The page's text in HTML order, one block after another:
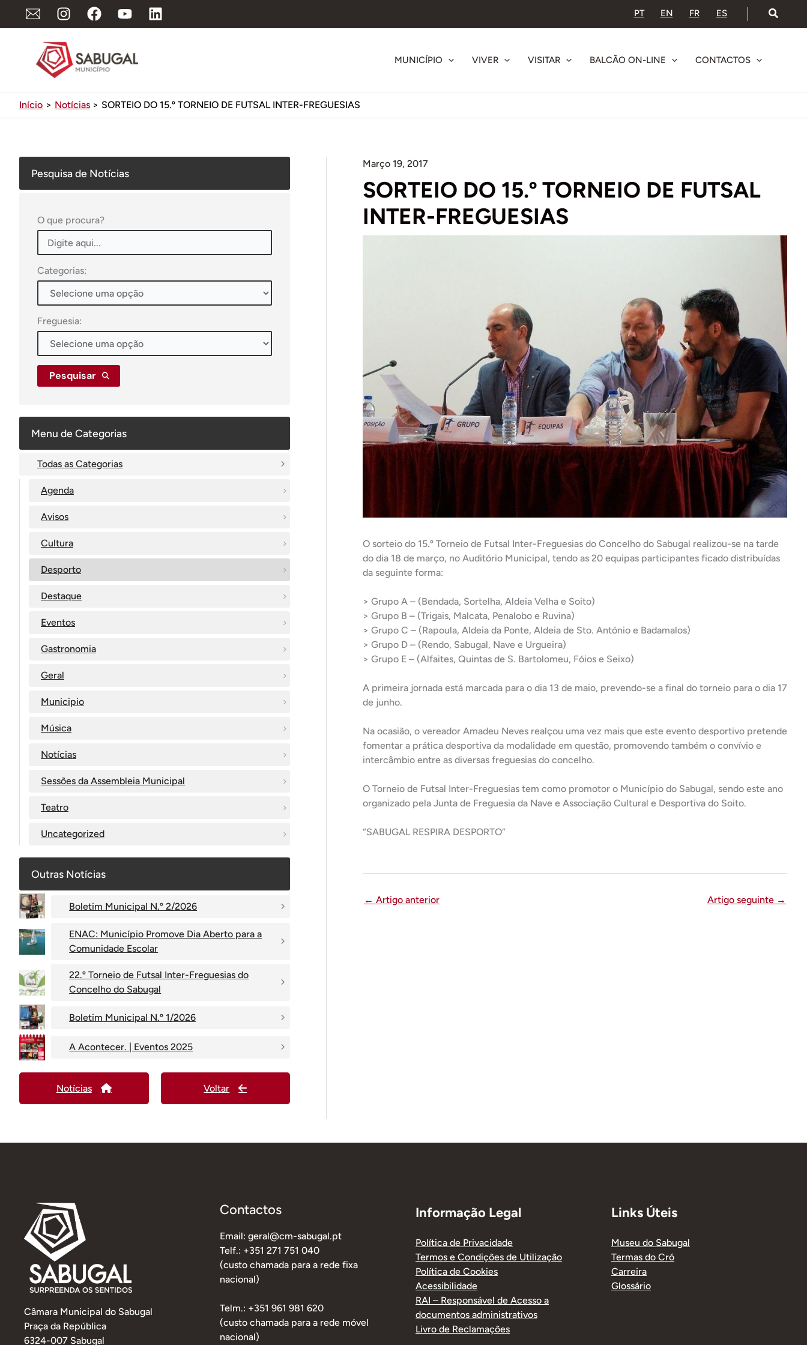
PT EN FR ES
MUNICÍPIO VIVER VISITAR BALCÃO ON-LINE CONTACTOS
Início Notícias SORTEIO DO 15.º TORNEIO DE FUTSAL INTER-FREGUESIAS
Pesquisa de Notícias
O que procura?
Categorias:
Freguesia:
Pesquisar
Menu de Categorias
Todas as Categorias
Agenda
Avisos
Cultura
Desporto
Destaque
Eventos
Gastronomia
Geral
Municipio
Música
Notícias
Sessões da Assembleia Municipal
Teatro
Uncategorized
Outras Notícias
Boletim Municipal N.º 2/2026
ENAC: Município Promove Dia Aberto para a
Comunidade Escolar
22.º Torneio de Futsal Inter-Freguesias do
Concelho do Sabugal
Boletim Municipal N.º 1/2026
A Acontecer. | Eventos 2025
Notícias Voltar
Março 19, 2017
SORTEIO DO 15.º TORNEIO DE FUTSAL
INTER-FREGUESIAS
O sorteio do 15.º Torneio de Futsal Inter-Freguesias do Concelho do Sabugal realizou-se na tarde
do dia 18 de março, no Auditório Municipal, tendo as 20 equipas participantes ficado distribuídas
da seguinte forma:
> Grupo A – (Bendada, Sortelha, Aldeia Velha e Soito)
> Grupo B – (Trigais, Malcata, Penalobo e Ruvina)
> Grupo C – (Rapoula, Aldeia da Ponte, Aldeia de Sto. António e Badamalos)
> Grupo D – (Rendo, Sabugal, Nave e Urgueira)
> Grupo E – (Alfaites, Quintas de S. Bartolomeu, Fóios e Seixo)
A primeira jornada está marcada para o dia 13 de maio, prevendo-se a final do torneio para o dia 17
de junho.
Na ocasião, o vereador Amadeu Neves realçou uma vez mais que este evento desportivo pretende
fomentar a prática desportiva da modalidade em questão, promovendo também o convívio e
intercâmbio entre as diversas freguesias do concelho.
O Torneio de Futsal Inter-Freguesias tem como promotor o Município do Sabugal, sendo este ano
organizado pela Junta de Freguesia da Nave e Associação Cultural e Desportiva do Soito.
“SABUGAL RESPIRA DESPORTO”
← Artigo anterior Artigo seguinte →
Câmara Municipal do Sabugal
Praça da República
6324-007 Sabugal
Contactos
Email: geral@cm-sabugal.pt
Telf.: +351 271 751 040
(custo chamada para a rede fixa
nacional)
Telm.: +351 961 981 620
(custo chamada para a rede móvel
nacional)
Informação Legal
Política de Privacidade
Termos e Condições de Utilização
Política de Cookies
Acessibilidade
RAI – Responsável de Acesso a
documentos administrativos
Livro de Reclamações
Links Úteis
Museu do Sabugal
Termas do Cró
Carreira
Glossário